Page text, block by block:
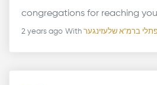
congregations for reaching
2 years ago With